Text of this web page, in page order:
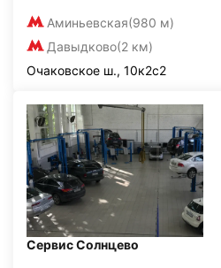
Аминьевская(980 м)
Давыдково(2 км)
Очаковское ш., 10к2с2
Сервис Солнцево